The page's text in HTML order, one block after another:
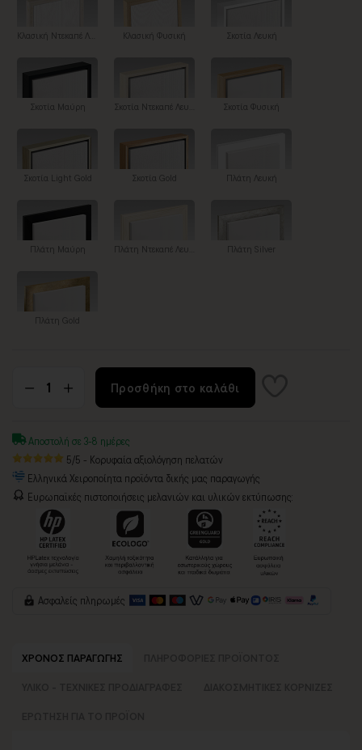
Κλασική Φυσική Σκοτία Λευκή
Σκοτία Μαύρη Σκοτία Φυσική
Σκοτία Light Gold Σκοτία Gold Πλάτη Λευκή
Πλάτη Μαύρη Πλάτη Silver
Πλάτη Gold
Προσθήκη στο καλάθι
Αποστολή σε 3-8 ημέρες
5/5 - Κορυφαία αξιολόγηση πελατών
Ελληνικά Χειροποίητα προϊόντα δικής μας παραγωγής
Ευρωπαϊκές πιστοποιήσεις μελανιών και υλικών εκτύπωσης:
Ασφαλείς πληρωμές
ΧΡΟΝΟΣ ΠΑΡΑΓΩΓΗΣ